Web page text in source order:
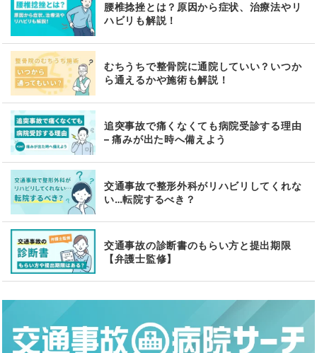
腰椎捻挫とは？原因から症状、治療法やリ
ハビリも解説！
むちうちで整骨院に通院していい？いつか
ら通えるかや施術も解説！
追突事故で痛くなくても病院受診する理由
– 痛みが出た時へ備えよう
交通事故で整形外科がリハビリしてくれな
い…転院するべき？
交通事故の診断書のもらい方と提出期限
【弁護士監修】